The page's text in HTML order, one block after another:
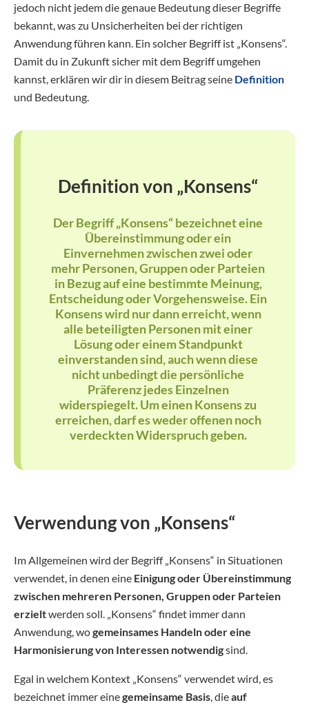
jedoch nicht jedem die genaue Bedeutung dieser Begriffe
bekannt, was zu Unsicherheiten bei der richtigen
Anwendung führen kann. Ein solcher Begriff ist „Konsens“.
Damit du in Zukunft sicher mit dem Begriff umgehen
kannst, erklären wir dir in diesem Beitrag seine Definition
und Bedeutung.
Definition von „Konsens“
Der Begriff „Konsens“ bezeichnet eine
Übereinstimmung oder ein
Einvernehmen zwischen zwei oder
mehr Personen, Gruppen oder Parteien
in Bezug auf eine bestimmte Meinung,
Entscheidung oder Vorgehensweise. Ein
Konsens wird nur dann erreicht, wenn
alle beteiligten Personen mit einer
Lösung oder einem Standpunkt
einverstanden sind, auch wenn diese
nicht unbedingt die persönliche
Präferenz jedes Einzelnen
widerspiegelt. Um einen Konsens zu
erreichen, darf es weder offenen noch
verdeckten Widerspruch geben.
Verwendung von „Konsens“
Im Allgemeinen wird der Begriff „Konsens“ in Situationen
verwendet, in denen eine Einigung oder Übereinstimmung
zwischen mehreren Personen, Gruppen oder Parteien
erzieltwerden soll. „Konsens“ findet immer dann
Anwendung, wogemeinsames Handeln oder eine
Harmonisierung von Interessen notwendigsind.
Egal in welchem Kontext „Konsens“ verwendet wird, es
bezeichnet immer einegemeinsame Basis, dieauf